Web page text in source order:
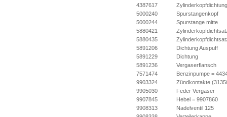
4387617
Zylinderkopfdichtung
5000240
Spurstangenkopf
5000244
Spurstange mitte
5880421
5880435
5891206
Dichtung Auspuff
5891229
Dichtung
5891236
Vergaserflansch
7571474
Benzinpumpe =
9903324
Zündkontakte
9905030
Feder Vergaser
9907845
Hebel = 9907860
9908313
Nadelventil 125